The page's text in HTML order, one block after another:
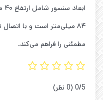
۸۴ میلی‌متر است و با
مطمئنی را فراهم می‌کند.
‫0/5 ‫(0 نظر)